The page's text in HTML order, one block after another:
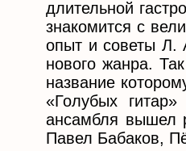
длительной
знакомится с
опыт и советы Л.
нового жанра.
название
«Голубых
ансамбля вышел
Павел Бабаков,